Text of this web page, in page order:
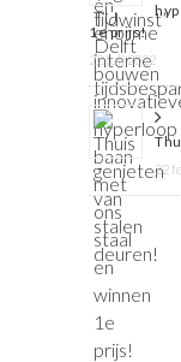
1e prijs!
22 juli 2022
22